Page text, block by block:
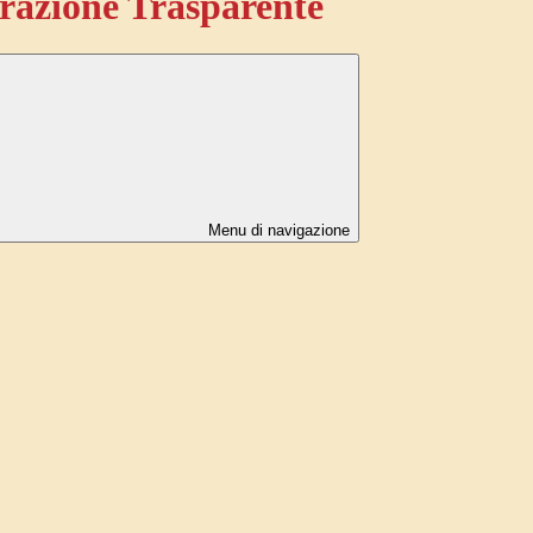
Menu di navigazione